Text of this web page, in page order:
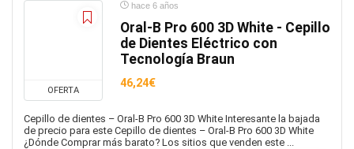
OFERTA
hace 6 años
Oral-B Pro 600 3D White - Cepillo
de Dientes Eléctrico con
Tecnología Braun
46,24€
Cepillo de dientes – Oral-B Pro 600 3D White Interesante la bajada
de precio para este Cepillo de dientes – Oral-B Pro 600 3D White
¿Dónde Comprar más barato? Los sitios que venden este ...